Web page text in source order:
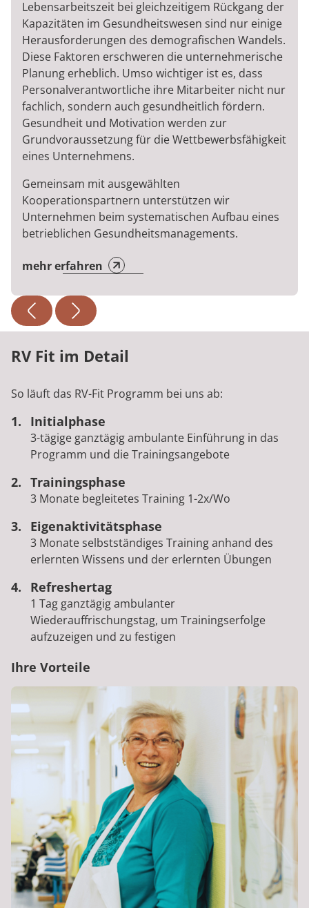
Lebensarbeitszeit bei gleichzeitigem Rückgang der
Kapazitäten im Gesundheitswesen sind nur einige
Herausforderungen des demografischen Wandels.
Diese Faktoren erschweren die unternehmerische
Planung erheblich. Umso wichtiger ist es, dass
Personalverantwortliche ihre Mitarbeiter nicht nur
fachlich, sondern auch gesundheitlich fördern.
Gesundheit und Motivation werden zur
Grundvoraussetzung für die Wettbewerbsfähigkeit
eines Unternehmens.
Gemeinsam mit ausgewählten
Kooperationspartnern unterstützen wir
Unternehmen beim systematischen Aufbau eines
betrieblichen Gesundheitsmanagements.
mehr erfahren
RV Fit im Detail
So läuft das RV-Fit Programm bei uns ab:
Initialphase
3-tägige ganztägig ambulante Einführung in das
Programm und die Trainingsangebote
Trainingsphase
3 Monate begleitetes Training 1-2x/Wo
Eigenaktivitätsphase
3 Monate selbstständiges Training anhand des
erlernten Wissens und der erlernten Übungen
Refreshertag
1 Tag ganztägig ambulanter
Wiederauffrischungstag, um Trainingserfolge
aufzuzeigen und zu festigen
Ihre Vorteile